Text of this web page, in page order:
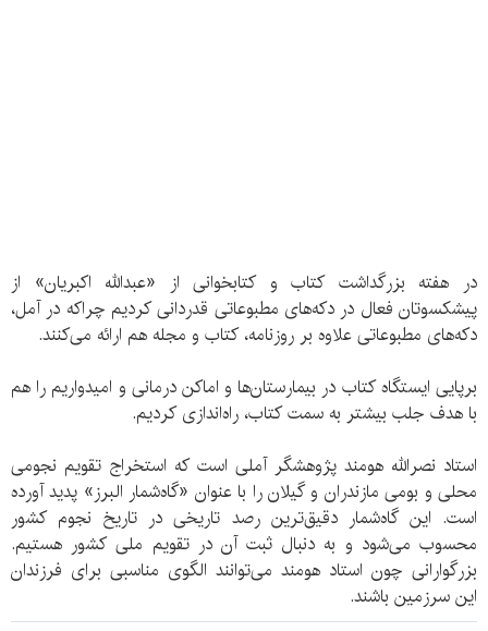
در هفته بزرگداشت کتاب و کتابخوانی از «عبدالله اکبریان» از
پیشکسوتان فعال در دکه‌های مطبوعاتی قدردانی کردیم چراکه در آمل،
دکه‌های مطبوعاتی علاوه بر روزنامه، کتاب و مجله هم ارائه می‌کنند.
برپایی ایستگاه کتاب در بیمارستان‌ها و اماکن درمانی و امیدواریم را هم
با هدف جلب بیشتر به سمت کتاب، راه‌اندازی کردیم.
استاد نصرالله هومند پژوهشگر آملی است که استخراج تقویم نجومی
محلی و بومی مازندران و گیلان را با عنوان «گاه‌شمار البرز» پدید آورده
است. این گاه‌شمار دقیق‌ترین رصد تاریخی در تاریخ نجوم کشور
محسوب می‌شود و به دنبال ثبت آن در تقویم ملی کشور هستیم.
بزرگوارانی چون استاد هومند می‌توانند الگوی مناسبی برای فرزندان
این سرزمین باشند.